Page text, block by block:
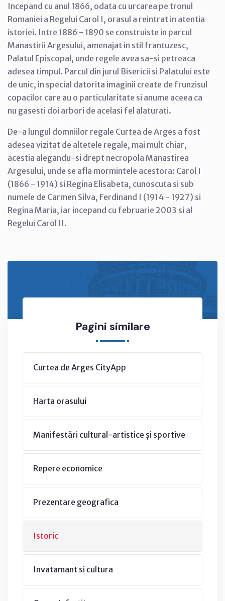
Incepand cu anul 1866, odata cu urcarea pe tronul
Romaniei a Regelui Carol I, orasul a reintrat in atentia
istoriei. Intre 1886 - 1890 se construiste in parcul
Manastirii Argesului, amenajat in stil frantuzesc,
Palatul Episcopal, unde regele avea sa-si petreaca
adesea timpul. Parcul din jurul Bisericii si Palatului este
de unic, in special datorita imaginii create de frunzisul
copacilor care au o particularitate si anume aceea ca
nu gasesti doi arbori de acelasi fel alaturati.
De-a lungul domniilor regale Curtea de Arges a fost
adesea vizitat de altetele regale, mai mult chiar,
acestia alegandu-si drept necropola Manastirea
Argesului, unde se afla mormintele acestora: Carol I
(1866 - 1914) si Regina Elisabeta, cunoscuta si sub
numele de Carmen Silva, Ferdinand I (1914 - 1927) si
Regina Maria, iar incepand cu februarie 2003 si al
Regelui Carol II.
Pagini similare
Curtea de Arges CityApp
Harta orasului
Manifestări cultural-artistice și sportive
Repere economice
Prezentare geografica
Istoric
Invatamant si cultura